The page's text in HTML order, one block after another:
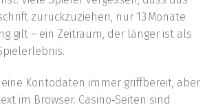
zurückzuziehen, nur 13 Monate
gilt – ein Zeitraum, der länger ist als
Kontodaten immer griffbereit, aber
im Browser. Casino‑Seiten sind